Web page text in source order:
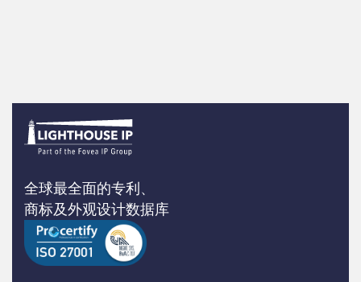
全球最全面的专利、
商标及外观设计数据库